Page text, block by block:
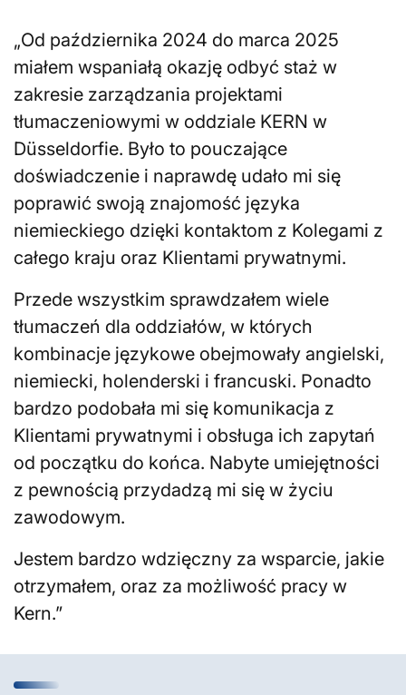
„Od października 2024 do marca 2025
miałem wspaniałą okazję odbyć staż w
zakresie zarządzania projektami
tłumaczeniowymi w oddziale KERN w
Düsseldorfie. Było to pouczające
doświadczenie i naprawdę udało mi się
poprawić swoją znajomość języka
niemieckiego dzięki kontaktom z Kolegami z
całego kraju oraz Klientami prywatnymi.
Przede wszystkim sprawdzałem wiele
tłumaczeń dla oddziałów, w których
kombinacje językowe obejmowały angielski,
niemiecki, holenderski i francuski. Ponadto
bardzo podobała mi się komunikacja z
Klientami prywatnymi i obsługa ich zapytań
od początku do końca. Nabyte umiejętności
z pewnością przydadzą mi się w życiu
zawodowym.
Jestem bardzo wdzięczny za wsparcie, jakie
otrzymałem, oraz za możliwość pracy w
Kern.”